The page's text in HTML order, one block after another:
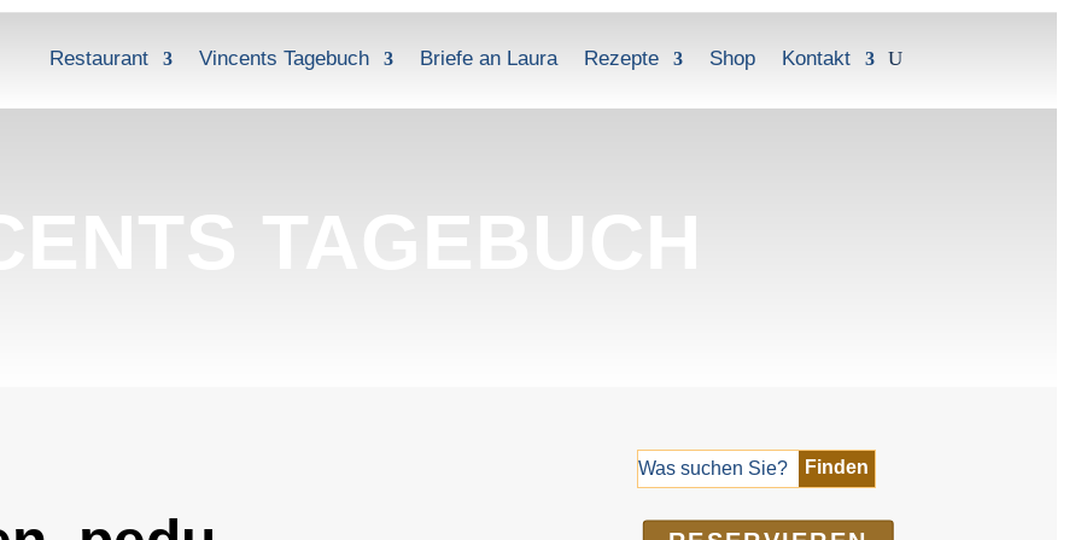
Restaurant Vincents Tagebuch Briefe an Laura Rezepte Shop Kontakt
TAGEBUCH